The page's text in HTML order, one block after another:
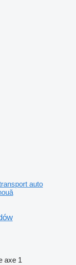
auto
axe 1